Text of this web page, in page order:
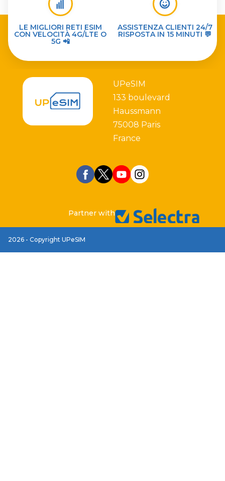
LE MIGLIORI RETI ESIM
CON VELOCITÀ 4G/LTE O
5G 📲
ASSISTENZA CLIENTI 24/7
RISPOSTA IN 15 MINUTI 💬
UPeSIM
133 boulevard
Haussmann
75008 Paris
France
Partner with
2026 - Copyright UPeSIM